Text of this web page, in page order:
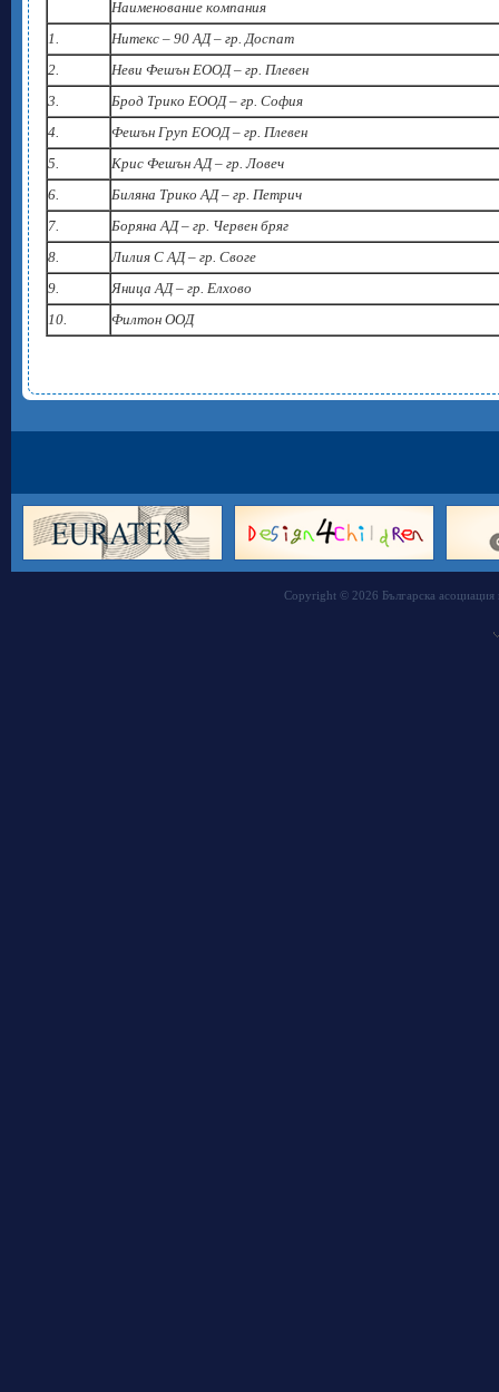
Наименование компания
1.
Нитекс – 90 АД – гр. Доспат
2.
Неви Фешън ЕООД – гр. Плевен
3.
Брод Трико ЕООД – гр. София
4.
Фешън Груп ЕООД – гр. Плевен
5.
Крис Фешън АД – гр. Ловеч
6.
Биляна Трико АД – гр. Петрич
7.
Боряна АД – гр. Червен бряг
8.
Лилия С АД – гр. Своге
9.
Яница АД – гр. Елхово
10.
Филтон ООД
Copyright © 2026 Българска асоциация